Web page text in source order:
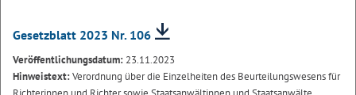
Gesetzblatt 2023 Nr. 106
Veröffentlichungsdatum: 23.11.2023
Hinweistext:Verordnung über die Einzelheiten des Beurteilungswesens für